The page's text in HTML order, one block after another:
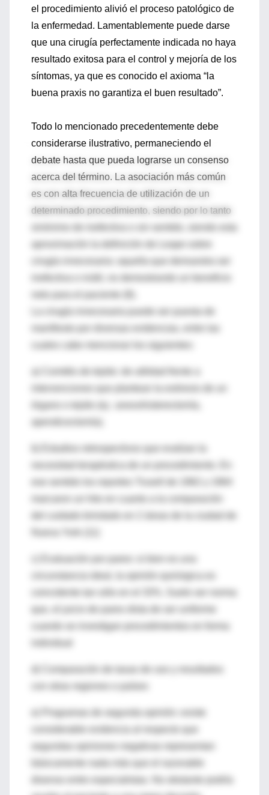
el procedimiento alivió el proceso patológico de
la enfermedad. Lamentablemente puede darse
que una cirugía perfectamente indicada no haya
resultado exitosa para el control y mejoría de los
síntomas, ya que es conocido el axioma “la
buena praxis no garantiza el buen resultado”.
Todo lo mencionado precedentemente debe
considerarse ilustrativo, permaneciendo el
debate hasta que pueda lograrse un consenso
acerca del término. La asociación más común
es con alta frecuencia de utilización de un
determinado procedimiento, siendo por lo tanto
aproximación la definición de Leape sobre
cirugía innecesaria: aquella que demuestra ser
La cirugía innecesaria puede ser puesta de
cuales cabe mencionar los siguientes:
órgano o tejido (ej.: anexohisterectomía,
apendicectomía).
necesidad terapéutica de un procedimiento. En
circunstancia ideal, la opinión quirúrgica es
cuando se investigan procedimientos en forma
con otras regiones o países
e) Programas de segunda opinión: existe
segundas opiniones negativas representan